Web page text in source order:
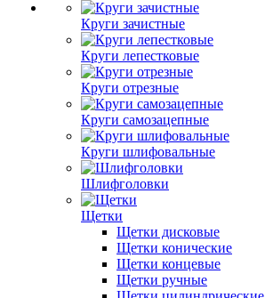
Круги зачистные
Круги лепестковые
Круги отрезные
Круги самозацепные
Круги шлифовальные
Шлифголовки
Щетки
Щетки дисковые
Щетки конические
Щетки концевые
Щетки ручные